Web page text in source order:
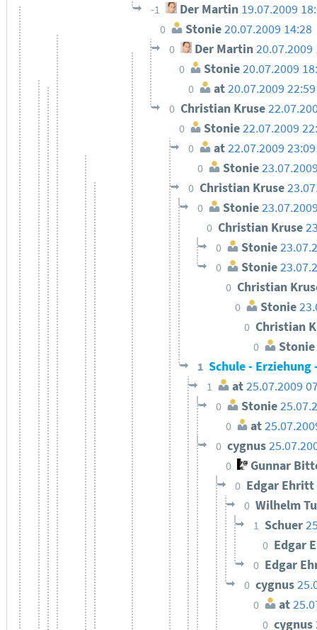
-1 Der Martin 19.07.2009
0 Stonie20.07.2009 14:28
0 Der Martin20.07.2009
0 Stonie20.07.2009
0 at 20.07.2009 22:59
0 Christian Kruse
0 Stonie22.07.2009
0 at 22.07.2009 23:09
0 Stonie
0 Christian Kruse
0 Stonie
0 Christian Kruse
0 Stonie
0 Stonie
0 Christian
0 Stonie
0 Christian
0 Stonie
1 Schule -
1 at25.07.2009
0 Stonie
0 at
0 cygnus
0 Gunnar
0 Edgar Ehritt
0 Wilhelm
1 Schuer
0 Edgar
0 Edgar
0 cygnus
0 at
0 cygnus